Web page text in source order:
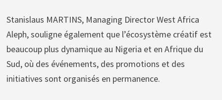
Stanislaus MARTINS, Managing Director West Africa
Aleph, souligne également que l’écosystème créatif est
beaucoup plus dynamique au Nigeria et en Afrique du
Sud, où des événements, des promotions et des
initiatives sont organisés en permanence.